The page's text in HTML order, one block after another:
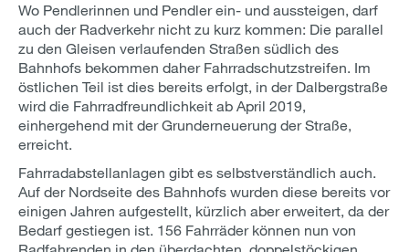
Wo Pendlerinnen und Pendler ein- und aussteigen, darf
auch der Radverkehr nicht zu kurz kommen: Die parallel
zu den Gleisen verlaufenden Straßen südlich des
Bahnhofs bekommen daher Fahrradschutzstreifen. Im
östlichen Teil ist dies bereits erfolgt, in der Dalbergstraße
wird die Fahrradfreundlichkeit ab April 2019,
einhergehend mit der Grunderneuerung der Straße,
erreicht.
Fahrradabstellanlagen gibt es selbstverständlich auch.
Auf der Nordseite des Bahnhofs wurden diese bereits vor
einigen Jahren aufgestellt, kürzlich aber erweitert, da der
Bedarf gestiegen ist. 156 Fahrräder können nun von